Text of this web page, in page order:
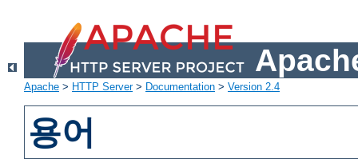
Apache > HTTP Server> Documentation > Version 2.4
용어